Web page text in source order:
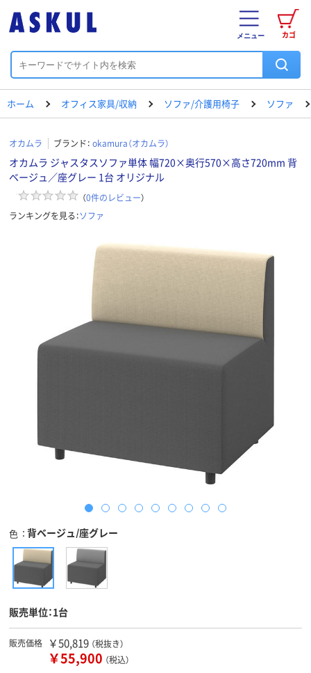
カゴ
メニュー
ホーム オフィス家具/収納 ソファ/介護用椅子 ソファ
オカムラ ブランド： okamura（オカムラ）
オカムラ ジャスタスソファ単体 幅720×奥行570×高さ720mm 背
ベージュ／座グレー 1台 オリジナル
（0件のレビュー）
ランキングを見る：ソファ
色 背ベージュ/座グレー
販売単位：1台
販売価格 ￥50,819 （税抜き）
￥55,900 （税込）